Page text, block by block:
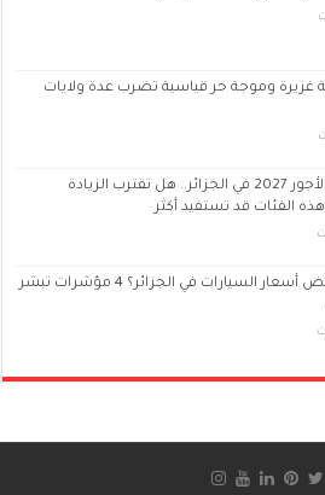
غزيرة وموجة حر قياسية تضرب عدة ولايات
الزيادة في الأجور 2027 في الجزائر.. هل تقترب الزيادة
الفئات قد تستفيد أكثر
هل ستنخفض أسعار السيارات في الجزائر؟ 4 مؤشرات تبشر